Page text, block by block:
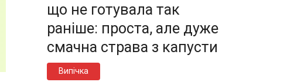
що не готувала так
раніше: проста, але дуже
смачна страва з капусти
Випічка